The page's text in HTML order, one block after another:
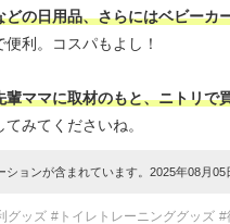
どの日用品、さらにはベビーカ
利。コスパもよし！
輩ママに取材のもと、ニトリで
みてくださいね。
ションが含まれています。2025年08月
グッズ #トイレトレーニンググッズ #